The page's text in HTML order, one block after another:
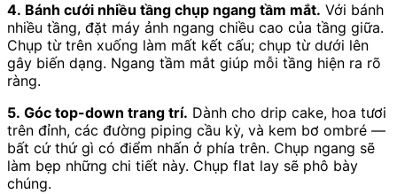
4. Bánh cưới nhiều tầng chụp ngang tầm mắt. Với bánh
nhiều tầng, đặt máy ảnh ngang chiều cao của tầng giữa.
Chụp từ trên xuống làm mất kết cấu; chụp từ dưới lên
gây biến dạng. Ngang tầm mắt giúp mỗi tầng hiện ra rõ
ràng.
5. Góc top-down trang trí. Dành cho drip cake, hoa tươi
trên đỉnh, các đường piping cầu kỳ, và kem bơ ombré —
bất cứ thứ gì có điểm nhấn ở phía trên. Chụp ngang sẽ
làm bẹp những chi tiết này. Chụp flat lay sẽ phô bày
chúng.